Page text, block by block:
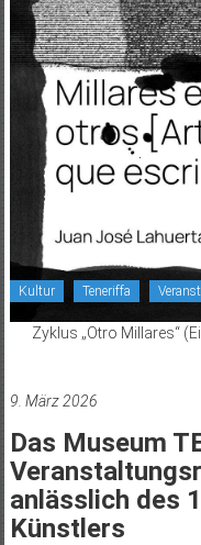
Kultur Teneriffa
Zyklus „Otro Millares“
9. März 2026
Das Museum
anlässlich des
Künstlers